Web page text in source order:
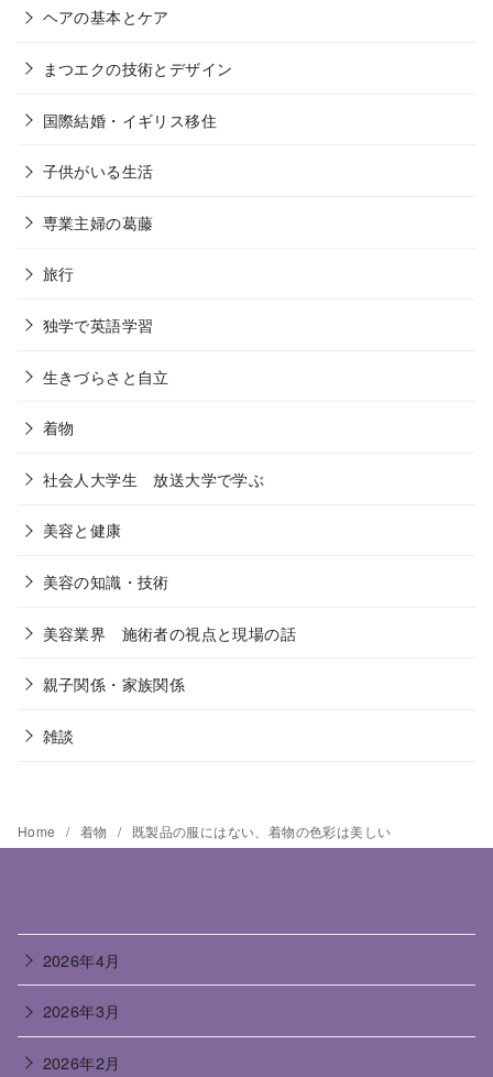
ヘアの基本とケア
まつエクの技術とデザイン
国際結婚・イギリス移住
子供がいる生活
専業主婦の葛藤
旅行
独学で英語学習
生きづらさと自立
着物
社会人大学生 放送大学で学ぶ
美容と健康
美容の知識・技術
美容業界 施術者の視点と現場の話
親子関係・家族関係
雑談
Home 着物 既製品の服にはない、着物の色彩は美しい
2026年4月
2026年3月
2026年2月